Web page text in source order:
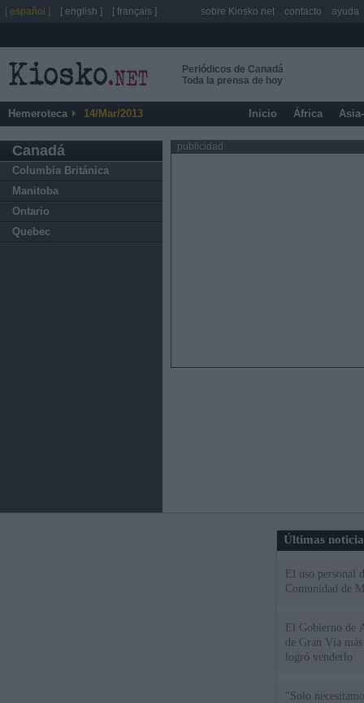
Periódicos de Canadá
Toda la prensa de hoy
Hemeroteca 14/Mar/2013 Inicio África
Canadá
Columbia Británica
Manitoba
Ontario
Quebec
publicidad
Últimas
El uso personal
Comunidad de
El Gobierno de
de Gran Vía
logró venderlo
"Solo
[ español ] [ english ] [ français ] sobre Kiosko.net contacto ayuda